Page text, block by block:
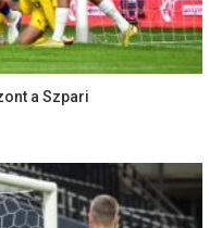
a Szpari